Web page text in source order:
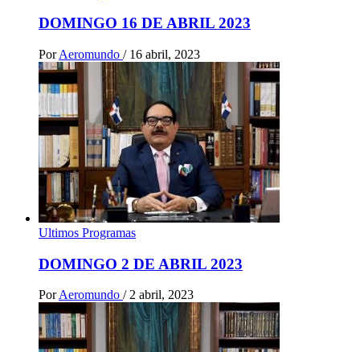
DOMINGO 16 DE ABRIL 2023
Por Aeromundo / 16 abril, 2023
Ultimos Programas
DOMINGO 2 DE ABRIL 2023
Por Aeromundo / 2 abril, 2023